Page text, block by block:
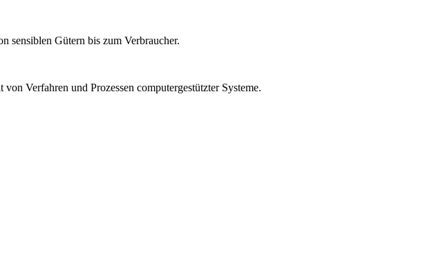
sensiblen Gütern bis zum Verbraucher.
Verfahren und Prozessen computergestützter Systeme.